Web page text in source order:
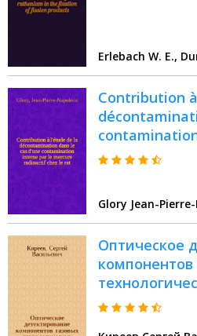
Contribution
mercure
Glory Jean-
Оптическое
компонентов
реальном